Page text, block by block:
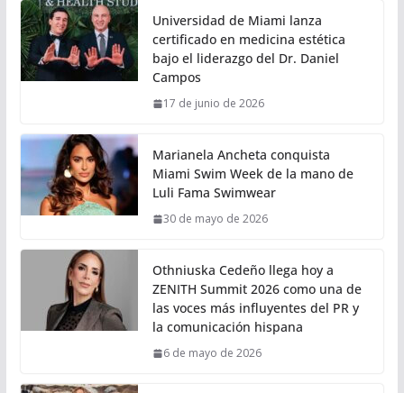
Universidad de Miami lanza
certificado en medicina estética
bajo el liderazgo del Dr. Daniel
Campos
17 de junio de 2026
Marianela Ancheta conquista
Miami Swim Week de la mano de
Luli Fama Swimwear
30 de mayo de 2026
Othniuska Cedeño llega hoy a
ZENITH Summit 2026 como una de
las voces más influyentes del PR y
la comunicación hispana
6 de mayo de 2026